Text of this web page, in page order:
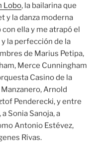
Lobo, la bailarina que
y la danza moderna
ella y me atrapó el
la perfección de la
de Marius Petipa,
Merce Cunningham
Casino de la
Arnold
Penderecki, y entre
Sonia Sanoja, a
Antonio Estévez,
Rivas.